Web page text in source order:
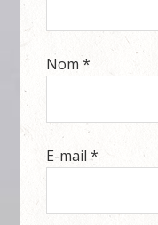
Nom*
E-mail*